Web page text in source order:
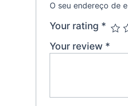
O seu endereço de
Your rating *
Your review *